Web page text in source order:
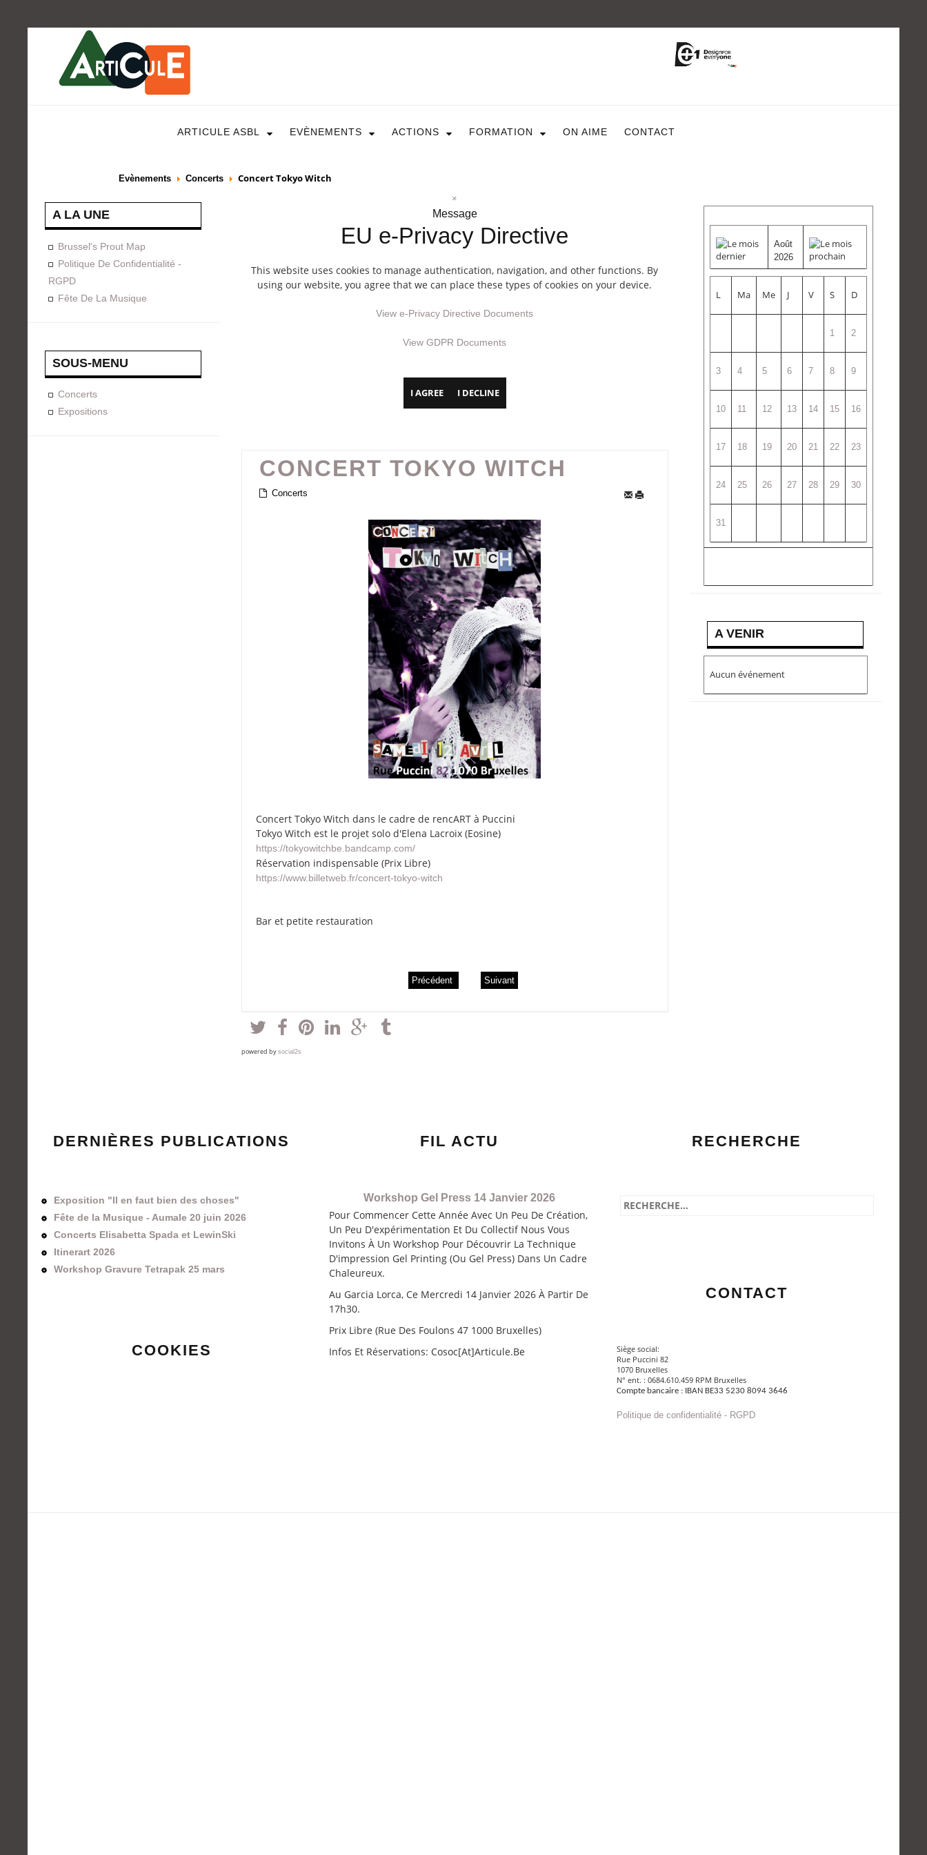
EVÈNEMENTS
Design For Everyone
Publications
FORMATION
Programmées
A La Demande
ON AIME
ARTICULE ASBL EVÈNEMENTS ACTIONS FORMATION ON AIME CONTACT
Evènements Concerts Concert Tokyo Witch
A LA UNE
Brussel's Prout Map
Politique De Confidentialité -
RGPD
Fête De La Musique
SOUS-MENU
Concerts
Expositions
×
Message
EU e-Privacy Directive
This website uses cookies to manage authentication, navigation, and other functions. By
using our website, you agree that we can place these types of cookies on your device.
View e-Privacy Directive Documents
View GDPR Documents
I AGREE I DECLINE
CONCERT TOKYO WITCH
Concerts
Concert Tokyo Witch dans le cadre de rencART à Puccini
Tokyo Witch est le projet solo d'Elena Lacroix (Eosine)
https://tokyowitchbe.bandcamp.com/
Réservation indispensable (Prix Libre)
https://www.billetweb.fr/concert-tokyo-witch
Bar et petite restauration
Précédent Suivant
powered by social2s
Août
2026
L Ma Me J V S D
1 2
3 4 5 6 7 8 9
10 11 12 13 14 15 16
17 18 19 20 21 22 23
24 25 26 27 28 29 30
31
A VENIR
Aucun événement
DERNIÈRES PUBLICATIONS
Exposition "Il en faut bien des choses"
Fête de la Musique - Aumale 20 juin 2026
Concerts Elisabetta Spada et LewinSki
Itinerart 2026
Workshop Gravure Tetrapak 25 mars
COOKIES
FIL ACTU
Workshop Gel Press 14 Janvier 2026
Pour Commencer Cette Année Avec Un Peu De Création,
Un Peu D'expérimentation Et Du Collectif Nous Vous
Invitons À Un Workshop Pour Découvrir La Technique
D'impression Gel Printing (ou Gel Press) Dans Un Cadre
Chaleureux.
Au Garcia Lorca, Ce Mercredi 14 Janvier 2026 À Partir De
17h30.
Prix Libre (Rue Des Foulons 47 1000 Bruxelles)
Infos Et Réservations: Cosoc[at]articule.be
RECHERCHE
CONTACT
Siège social:
Rue Puccini 82
1070 Bruxelles
N° ent. : 0684.610.459 RPM Bruxelles
Compte bancaire : IBAN BE33 5230 8094 3646
Politique de confidentialité - RGPD